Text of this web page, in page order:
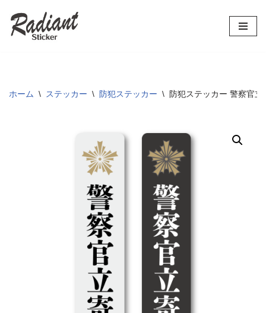
コ
ツ
ホーム \ ステッカー \ 防犯ステッカー \ 防犯ステッカー 警察官